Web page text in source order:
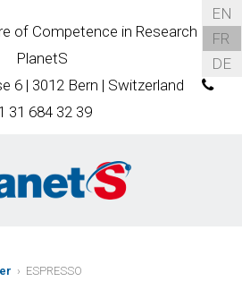
of Competence in Research
PlanetS
6 | 3012 Bern | Switzerland
31 684 32 39
EN
FR
DE
› ESPRESSO